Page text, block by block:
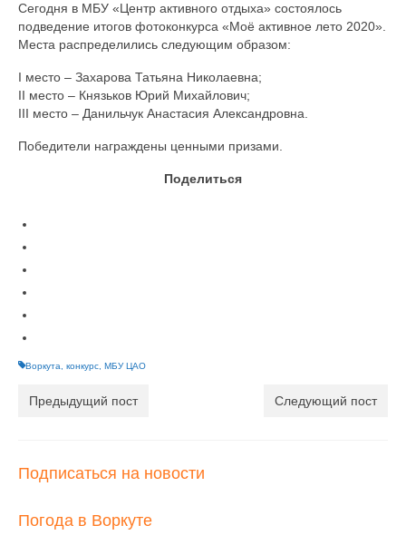
Базы отдыха
О центре
Документы
Сегодня в МБУ «Центр активного отдыха» состоялось
подведение итогов фотоконкурса «Моё активное лето 2020».
Места распределились следующим образом:
I место – Захарова Татьяна Николаевна;
II место – Князьков Юрий Михайлович;
III место – Данильчук Анастасия Александровна.
Победители награждены ценными призами.
Поделиться
Воркута конкурс МБУ ЦАО
Предыдущий пост Следующий пост
Подписаться на новости
Погода в Воркуте